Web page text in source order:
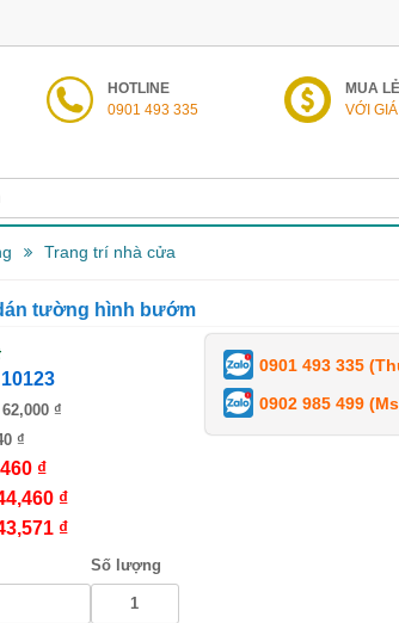
HOTLINE
0901 493 335
MUA LẺ
VỚI
Trang trí nhà cửa
tường hình bướm
10123
62,000 ₫
₫
₫
₫
₫
Số lượng
0901 493 335
0902 985 499